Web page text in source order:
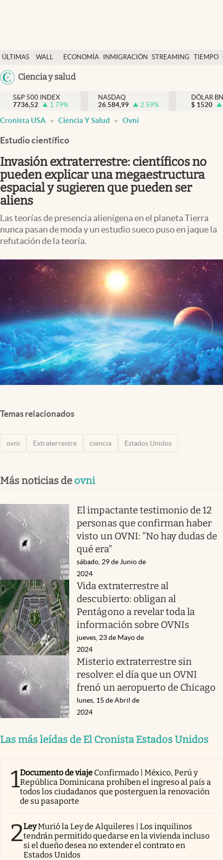
ÚLTIMAS
NOTICIAS
WALL
DÓLAR
ECONOMÍA INMIGRACIÓN STREAMING TIEMPO
México
Ciencia y salud
Finanzas y economía
Wall Street y dólar
Inmigración
Espiritual
Streaming
Lifestyle
S&P 500 INDEX
7736,52
1.79%
NASDAQ
26.584,99
2.59%
DÓLAR
$ 1520
Cronista USA Ciencia Y Salud Ovni
Estudio científico
Invasión extraterrestre: científicos no
pueden explicar una megaestructura
espacial y sugieren que pueden ser
aliens
Las teorías de presencia alienígena en el planeta Tierra
nunca pasan de moda y un estudio sueco puso en jaque la
refutación de la teoría.
Temas relacionados
ovni Extraterrestre ciencia Estados Unidos
Más noticias de ovni
El impactante testimonio de 12
personas que confirman haber
visto un OVNI: "No hay dudas de
qué era"
sábado, 29 de Junio de
2024
Vida extraterrestre al
descubierto: obligan al
Pentágono a revelar toda la
información sobre OVNIs
jueves, 23 de Mayo de
2024
Misterio extraterrestre sin
resolver: el día que un OVNI
frenó un aeropuerto de Chicago
lunes, 15 de Abril de
2024
Las más leídas de El Cronista Estados Unidos
1Documento de viaje Confirmado | México, Perú y
República Dominicana prohíben el ingreso al país a
todos los ciudadanos que posterguen la renovación
de su pasaporte
2LeyMurió la Ley de Alquileres | Los inquilinos
tendrán permitido quedarse en la vivienda incluso
si el dueño desea no extender el contrato en
Estados Unidos